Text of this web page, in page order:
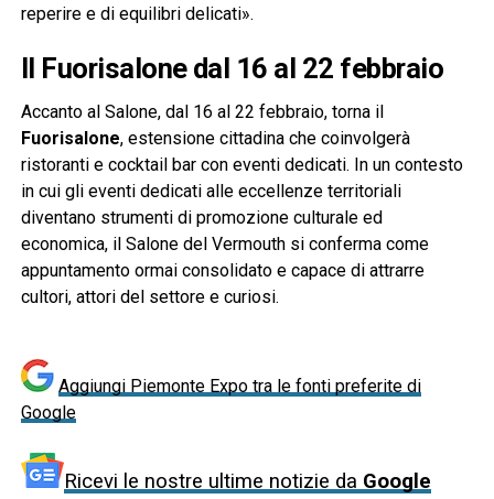
reperire e di equilibri delicati».
Il Fuorisalone dal 16 al 22 febbraio
Accanto al Salone, dal 16 al 22 febbraio, torna il
Fuorisalone, estensione cittadina che coinvolgerà
ristoranti e cocktail bar con eventi dedicati. In un contesto
in cui gli eventi dedicati alle eccellenze territoriali
diventano strumenti di promozione culturale ed
economica, il Salone del Vermouth si conferma come
appuntamento ormai consolidato e capace di attrarre
cultori, attori del settore e curiosi.
Aggiungi Piemonte Expo tra le fonti preferite di
Google
Ricevi le nostre ultime notizie da Google